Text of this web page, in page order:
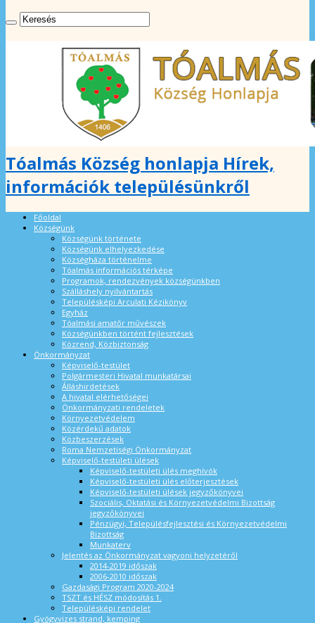
Tóalmás Község honlapja Hírek,
információk településünkről
Főoldal
Községünk
Községünk története
Községünk elhelyezkedése
Községháza történelme
Tóalmás információs térképe
Programok, rendezvények községünkben
Szálláshely nyilvántartás
Településképi Arculati Kézikönyv
Egyház
Tóalmási amatőr művészek
Községünkben történt fejlesztések
Közrend, Közbiztonság
Önkormányzat
Képviselő-testület
Polgármesteri Hivatal munkatársai
Álláshirdetések
A hivatal elérhetőségei
Önkormányzati rendeletek
Környezetvédelem
Közérdekű adatok
Közbeszerzések
Roma Nemzetiségi Önkormányzat
Képviselő-testületi ülések
Képviselő-testületi ülés meghívók
Képviselő-testületi ülés előterjesztések
Képviselő-testületi ülések jegyzőkönyvei
Szociális, Oktatási és Környezetvédelmi Bizottság
jegyzőkönyvei
Pénzügyi, Településfejlesztési és Környezetvédelmi
Bizottság
Munkaterv
Jelentés az Önkormányzat vagyoni helyzetéről
2014-2019 időszak
2006-2010 időszak
Gazdasági Program 2020-2024
TSZT és HÉSZ módosítás 1.
Településképi rendelet
Gyógyvizes strand, kemping